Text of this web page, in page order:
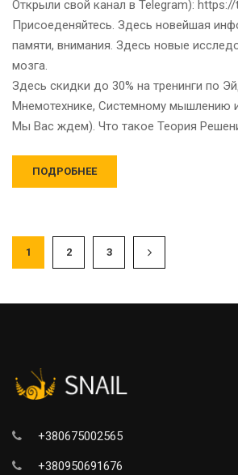
Открыли свой канал в Telegram):
Присоеденяйтесь. Здесь новейшая
памяти, внимания. Здесь новые
мозга.
Здесь скидки до 30% на тренинги по
Мнемотехнике, Системному мышлению
Мы Вас ждем). Что такое Теория
ПОДРОБНЕЕ
1 2 3
+380675002565
+380950691676